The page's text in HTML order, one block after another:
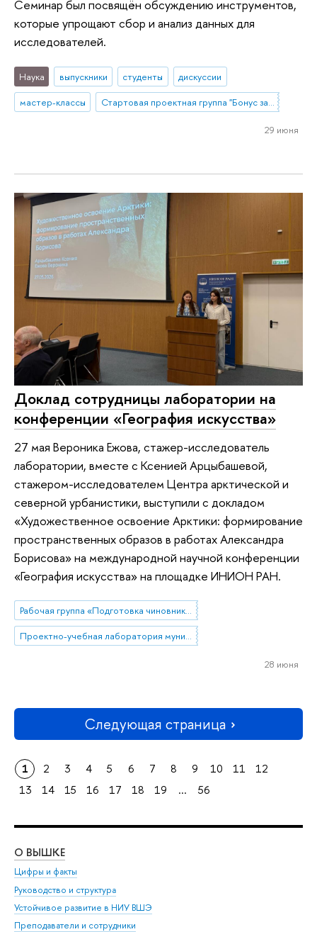
Семинар был посвящён обсуждению инструментов,
которые упрощают сбор и анализ данных для
исследователей.
Наука выпускники студенты
дискуссии
мастер-классы
Стартовая проектная группа "Бонус за миграцию? Влияние опыта внутристрановой миграции на разные аспекты качества жизни мигрантов"
29 июня
Доклад сотрудницы лаборатории на
конференции «География искусства»
27 мая Вероника Ежова, стажер-исследователь
лаборатории, вместе с Ксенией Арцыбашевой,
стажером-исследователем Центра арктической и
северной урбанистики, выступили с докладом
«Художественное освоение Арктики: формирование
пространственных образов в работах Александра
Борисова» на международной научной конференции
«География искусства» на площадке ИНИОН РАН.
Рабочая группа «Подготовка чиновников по особым поручениям»
Проектно-учебная лаборатория муниципального управления
28 июня
Следующая страница
1 2 3 4 5 6 7 8 9 10 11
12
13
14 15 16 17 18 19 ... 56
О ВЫШКЕ
Цифры и факты
Руководство и структура
Устойчивое развитие в НИУ ВШЭ
Преподаватели и сотрудники